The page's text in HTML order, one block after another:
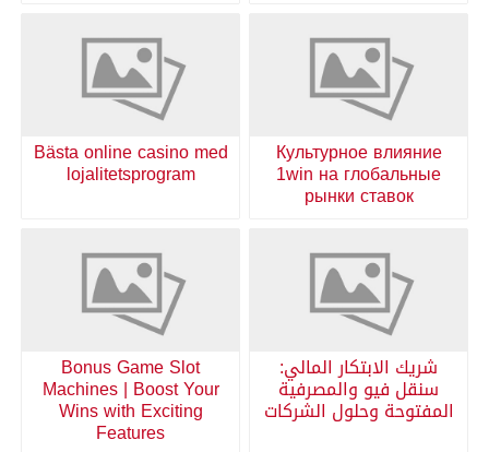
Культурное влияние
1win на глобальные
рынки ставок
Bästa online casino med
lojalitetsprogram
شريك الابتكار المالي:
سنقل فيو والمصرفية
المفتوحة وحلول الشركات
Bonus Game Slot
Machines | Boost Your
Wins with Exciting
Features